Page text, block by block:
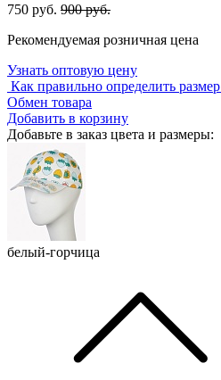
750 руб. 900 руб.
Рекомендуемая розничная цена
Узнать оптовую цену
Как правильно определить размер
Обмен товара
Добавить в корзину
Добавьте в заказ цвета и размеры:
белый-горчица